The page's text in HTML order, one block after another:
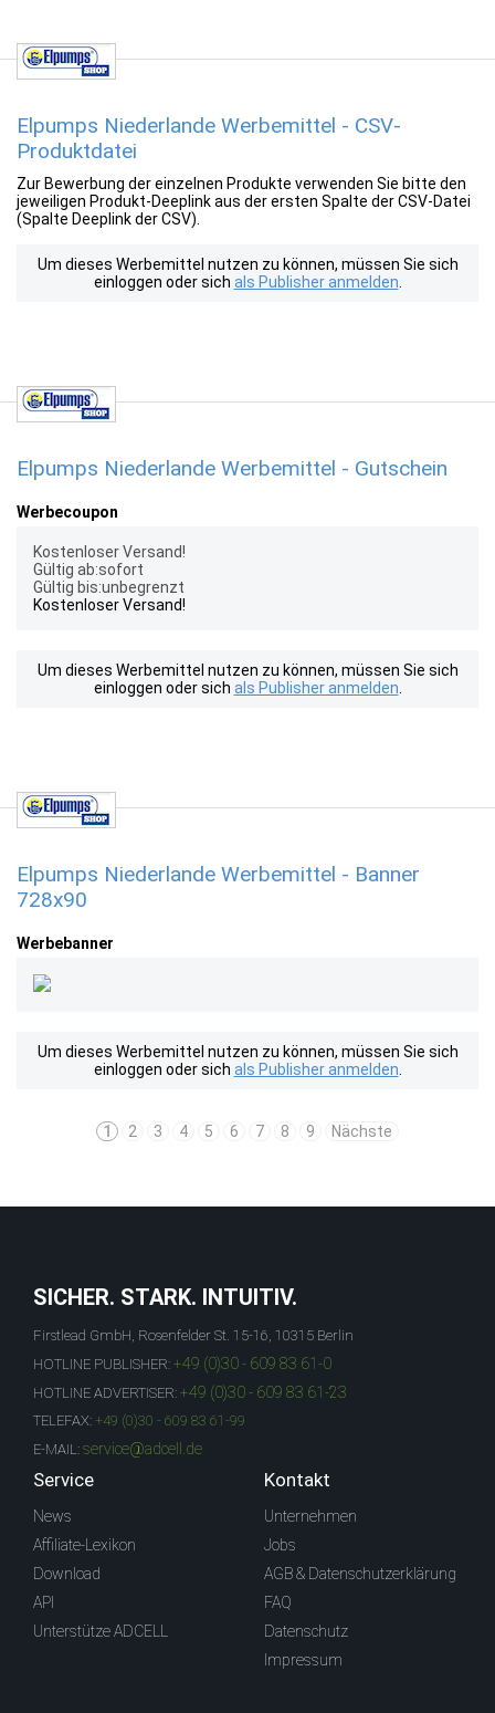
Elpumps Niederlande Werbemittel - CSV-
Produktdatei
Zur Bewerbung der einzelnen Produkte verwenden Sie bitte den
jeweiligen Produkt-Deeplink aus der ersten Spalte der CSV-Datei
(Spalte Deeplink der CSV).
Um dieses Werbemittel nutzen zu können, müssen Sie sich
einloggen oder sich als Publisher anmelden
Elpumps Niederlande Werbemittel - Gutschein
Werbecoupon
Kostenloser Versand!
Gültig ab:sofort
Gültig bis:unbegrenzt
Kostenloser Versand!
Um dieses Werbemittel nutzen zu können, müssen Sie sich
einloggen oder sich als Publisher anmelden
Elpumps Niederlande Werbemittel - Banner
728x90
Werbebanner
Um dieses Werbemittel nutzen zu können, müssen Sie sich
einloggen oder sich als Publisher anmelden
1 2 3 4 5 6 7 8 9 Nächste
SICHER. STARK. INTUITIV.
Firstlead GmbH, Rosenfelder St. 15-16, 10315 Berlin
HOTLINE PUBLISHER: +49 (0)30 - 609 83 61-0
HOTLINE ADVERTISER: +49 (0)30 - 609 83 61-23
TELEFAX: +49 (0)30 - 609 83 61-99
E-MAIL: service@adcell.de
Service
News
Affiliate-Lexikon
Download
API
Unterstütze ADCELL
Kontakt
Unternehmen
Jobs
AGB & Datenschutzerklärung
FAQ
Datenschutz
Impressum